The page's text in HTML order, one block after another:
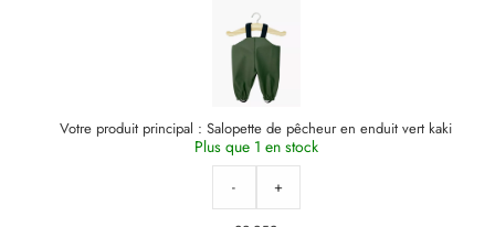
en
enduit
vert
kaki
Votre produit principal : Salopette de pêcheur en enduit vert kaki
Plus que 1 en stock
- +